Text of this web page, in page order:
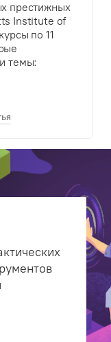
престижных
Institute of
по 11
темы:
развития
последствий